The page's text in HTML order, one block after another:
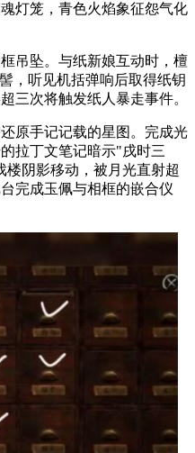
灯笼，青色火焰象征怨气化
吊坠。与纸新娘互动时，檀
，听见机括弹响后取得纸钥
三次将触发纸人暴走事件。
原手记记载的星图。完成光
拉丁文笔记暗示"戌时三
阴影移动，被月光直射超
完成玉佩与相框的嵌合仪